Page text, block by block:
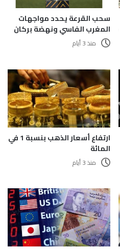
سحب القرعة يحدد مواجهات
المغرب الفاسي ونهضة بركان
منذ 3 أيام
ارتفاع أسعار الذهب بنسبة 1 في
المائة
منذ 3 أيام